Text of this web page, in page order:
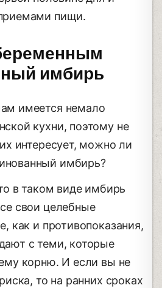
пищи.
имбирь
имеется немало
кухни, поэтому не
интересует, можно ли
имбирь?
в таком виде имбирь
свои целебные
как и противопоказания,
с теми, которые
корню. И если вы не
то на ранних сроках